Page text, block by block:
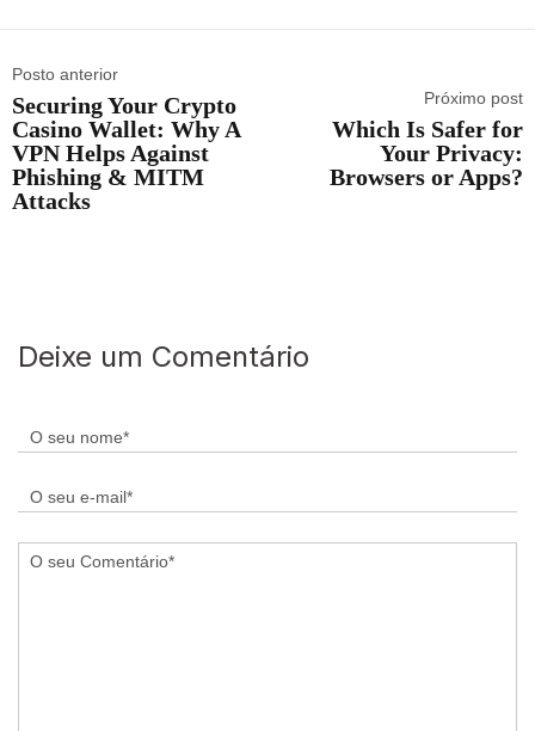
Posto anterior
Securing Your Crypto
Casino Wallet: Why A
VPN Helps Against
Phishing & MITM
Attacks
Próximo post
Which Is Safer for
Your Privacy:
Browsers or Apps?
Deixe um Comentário